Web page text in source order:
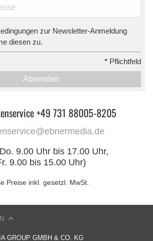
zur Newsletter-Anmeldung
diesen zu.
* Pflichtfeld
Absenden
+49 731 88005-8205
9.00 Uhr bis 17.00 Uhr,
9.00 bis 15.00 Uhr)
Preise inkl. gesetzl. MwSt.
GROUP GMBH & CO. KG